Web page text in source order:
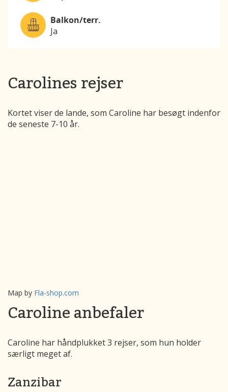
Balkon/terr.
Ja
Carolines rejser
Kortet viser de lande, som Caroline har besøgt indenfor
de seneste 7-10 år.
Map by Fla-shop.com
Caroline anbefaler
Caroline har håndplukket 3 rejser, som hun holder
særligt meget af.
Zanzibar